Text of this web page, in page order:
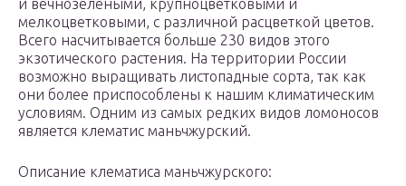
и вечнозелеными, крупноцветковыми и
мелкоцветковыми, с различной расцветкой цветов.
Всего насчитывается больше 230 видов этого
экзотического растения. На территории России
возможно выращивать листопадные сорта, так как
они более приспособлены к нашим климатическим
условиям. Одним из самых редких видов ломоносов
является клематис маньчжурский.
Описание клематиса маньчжурского: